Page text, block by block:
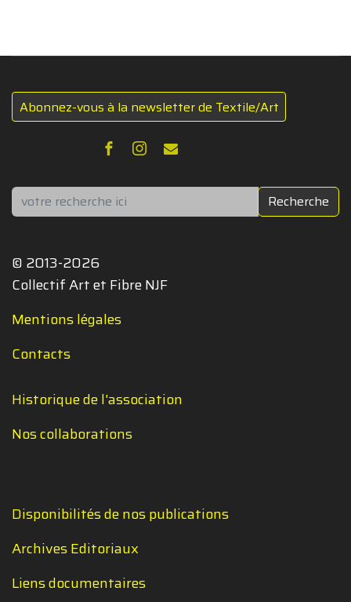
Abonnez-vous à la newsletter de Textile/Art
Rechercher Recherche
© 2013-2026
Collectif Art et Fibre NJF
Mentions légales
Contacts
Historique de l'association
Nos collaborations
Disponibilités de nos publications
Archives Editoriaux
Liens documentaires